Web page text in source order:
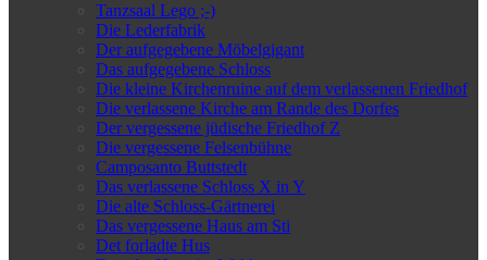
Tanzsaal Lego ;-)
Die Lederfabrik
Der aufgegebene Möbelgigant
Das aufgegebene Schloss
Die kleine Kirchenruine auf dem verlassenen Friedhof
Die verlassene Kirche am Rande des Dorfes
Der vergessene jüdische Friedhof Z
Die vergessene Felsenbühne
Camposanto Buttstedt
Das verlassene Schloss X in Y
Die alte Schloss-Gärtnerei
Das vergessene Haus am Sti
Det forladte Hus